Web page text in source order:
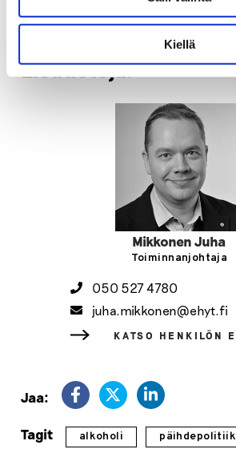
Kiellä
hyvinvointialueiden kanssa.
Lisätietoja:
Mikkonen Juha
Toiminnanjohtaja
050 527 4780
juha.mikkonen@ehyt.fi
KATSO HENKILÖN
Jaa:
Tagit alkoholi